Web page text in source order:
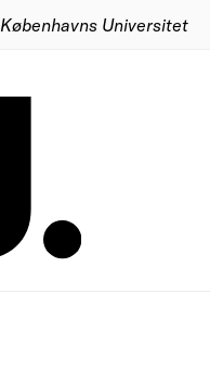
Københavns Universitet